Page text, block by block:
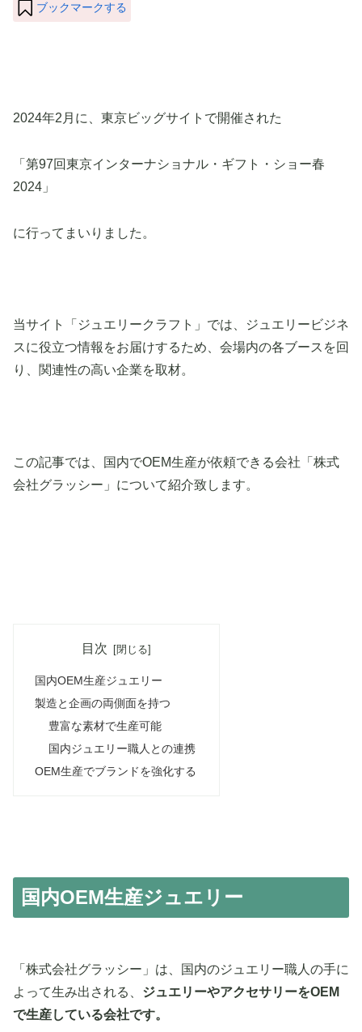
ブックマークする
2024年2月に、東京ビッグサイトで開催された
「第97回東京インターナショナル・ギフト・ショー春
2024」
に行ってまいりました。
当サイト「ジュエリークラフト」では、ジュエリービジネ
スに役立つ情報をお届けするため、会場内の各ブースを回
り、関連性の高い企業を取材。
この記事では、国内でOEM生産が依頼できる会社「株式
会社グラッシー」について紹介致します。
目次
国内OEM生産ジュエリー
製造と企画の両側面を持つ
豊富な素材で生産可能
国内ジュエリー職人との連携
OEM生産でブランドを強化する
国内OEM生産ジュエリー
「株式会社グラッシー」は、国内のジュエリー職人の手に
よって生み出される、 ジュエリーやアクセサリーをOEM
で生産している会社です。